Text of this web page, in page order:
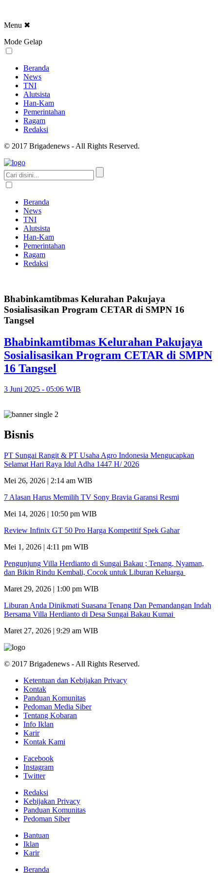
Menu ✖
Mode Gelap
Beranda
News
TNI
Alutsista
Han-Kam
Pemerintahan
Ragam
Redaksi
© 2017 Brigadenews - All Rights Reserved.
Beranda
News
TNI
Alutsista
Han-Kam
Pemerintahan
Ragam
Redaksi
Bhabinkamtibmas Kelurahan Pakujaya
Sosialisasikan Program CETAR di SMPN 16
Tangsel
Bhabinkamtibmas Kelurahan Pakujaya
Sosialisasikan Program CETAR di SMPN
16 Tangsel
3 Juni 2025 - 05:06 WIB
Bisnis
PT Sungai Rangit & PT Usaha Agro Indonesia Mengucapkan
Selamat Hari Raya Idul Adha 1447 H/ 2026
Mei 26, 2026 | 2:14 am WIB
7 Alasan Harus Memilih TV Sony Bravia Garansi Resmi
Mei 14, 2026 | 10:50 pm WIB
Review Infinix GT 50 Pro Harga Kompetitif Spek Gahar
Mei 1, 2026 | 4:11 pm WIB
Pengunjung Villa Herdianto di Sungai Bakau ; Tenang, Nyaman,
dan Bikin Rindu Kembali, Cocok untuk Liburan Keluarga
Maret 29, 2026 | 1:00 pm WIB
Liburan Anda Dinikmati Suasana Tenang Dan Pemandangan Indah
Bersama Villa Herdianto di Desa Sungai Bakau Kumai
Maret 27, 2026 | 9:29 am WIB
© 2017 Brigadenews - All Rights Reserved.
Ketentuan dan Kebijakan Privacy
Kontak
Panduan Komunitas
Pedoman Media Siber
Tentang Kobaran
Info Iklan
Karir
Kontak Kami
Facebook
Instagram
Twitter
Redaksi
Kebijakan Privacy
Panduan Komunitas
Pedoman Siber
Bantuan
Iklan
Karir
Beranda